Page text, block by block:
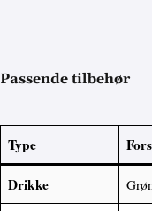
Passende tilbehør
Type
Drikke